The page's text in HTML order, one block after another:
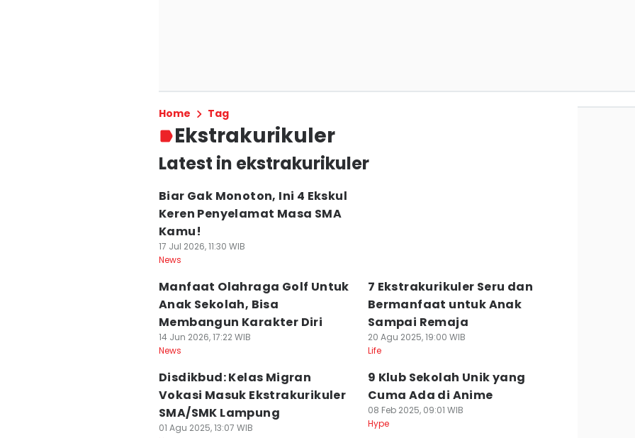
Home Tag
Ekstrakurikuler
Latest in ekstrakurikuler
Biar Gak Monoton, Ini 4 Ekskul
Keren Penyelamat Masa SMA
Kamu!
17 Jul 2026, 11:30 WIB
News
Manfaat Olahraga Golf Untuk
Anak Sekolah, Bisa
Membangun Karakter Diri
14 Jun 2026, 17:22 WIB
News
7 Ekstrakurikuler Seru dan
Bermanfaat untuk Anak
Sampai Remaja
20 Agu 2025, 19:00 WIB
Life
Disdikbud: Kelas Migran
Vokasi Masuk Ekstrakurikuler
SMA/SMK Lampung
01 Agu 2025, 13:07 WIB
9 Klub Sekolah Unik yang
Cuma Ada di Anime
08 Feb 2025, 09:01 WIB
Hype